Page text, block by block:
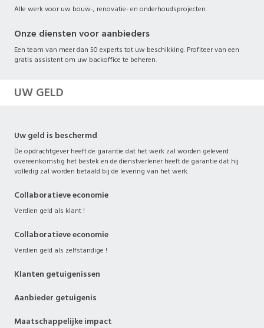
Alle werk voor uw bouw-, renovatie- en onderhoudsprojecten.
Onze diensten voor aanbieders
Een team van meer dan 50 experts tot uw beschikking. Profiteer van een
gratis assistent om uw backoffice te beheren.
UW GELD
Uw geld is beschermd
De opdrachtgever heeft de garantie dat het werk zal worden geleverd
overeenkomstig het bestek en de dienstverlener heeft de garantie dat hij
volledig zal worden betaald bij de levering van het werk.
Collaboratieve economie
Verdien geld als klant !
Collaboratieve economie
Verdien geld als zelfstandige !
Klanten getuigenissen
Aanbieder getuigenis
Maatschappelijke impact